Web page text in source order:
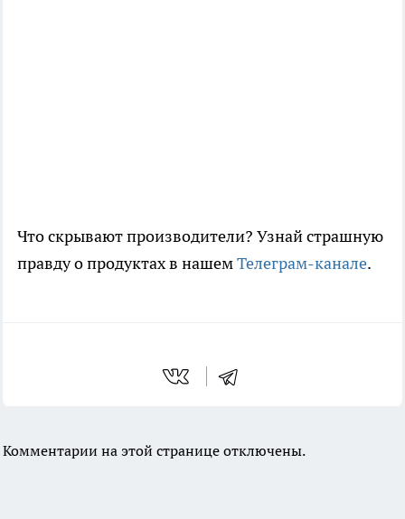
Что скрывают производители? Узнай страшную
правду о продуктах в нашемТелеграм-канале.
Комментарии на этой странице отключены.